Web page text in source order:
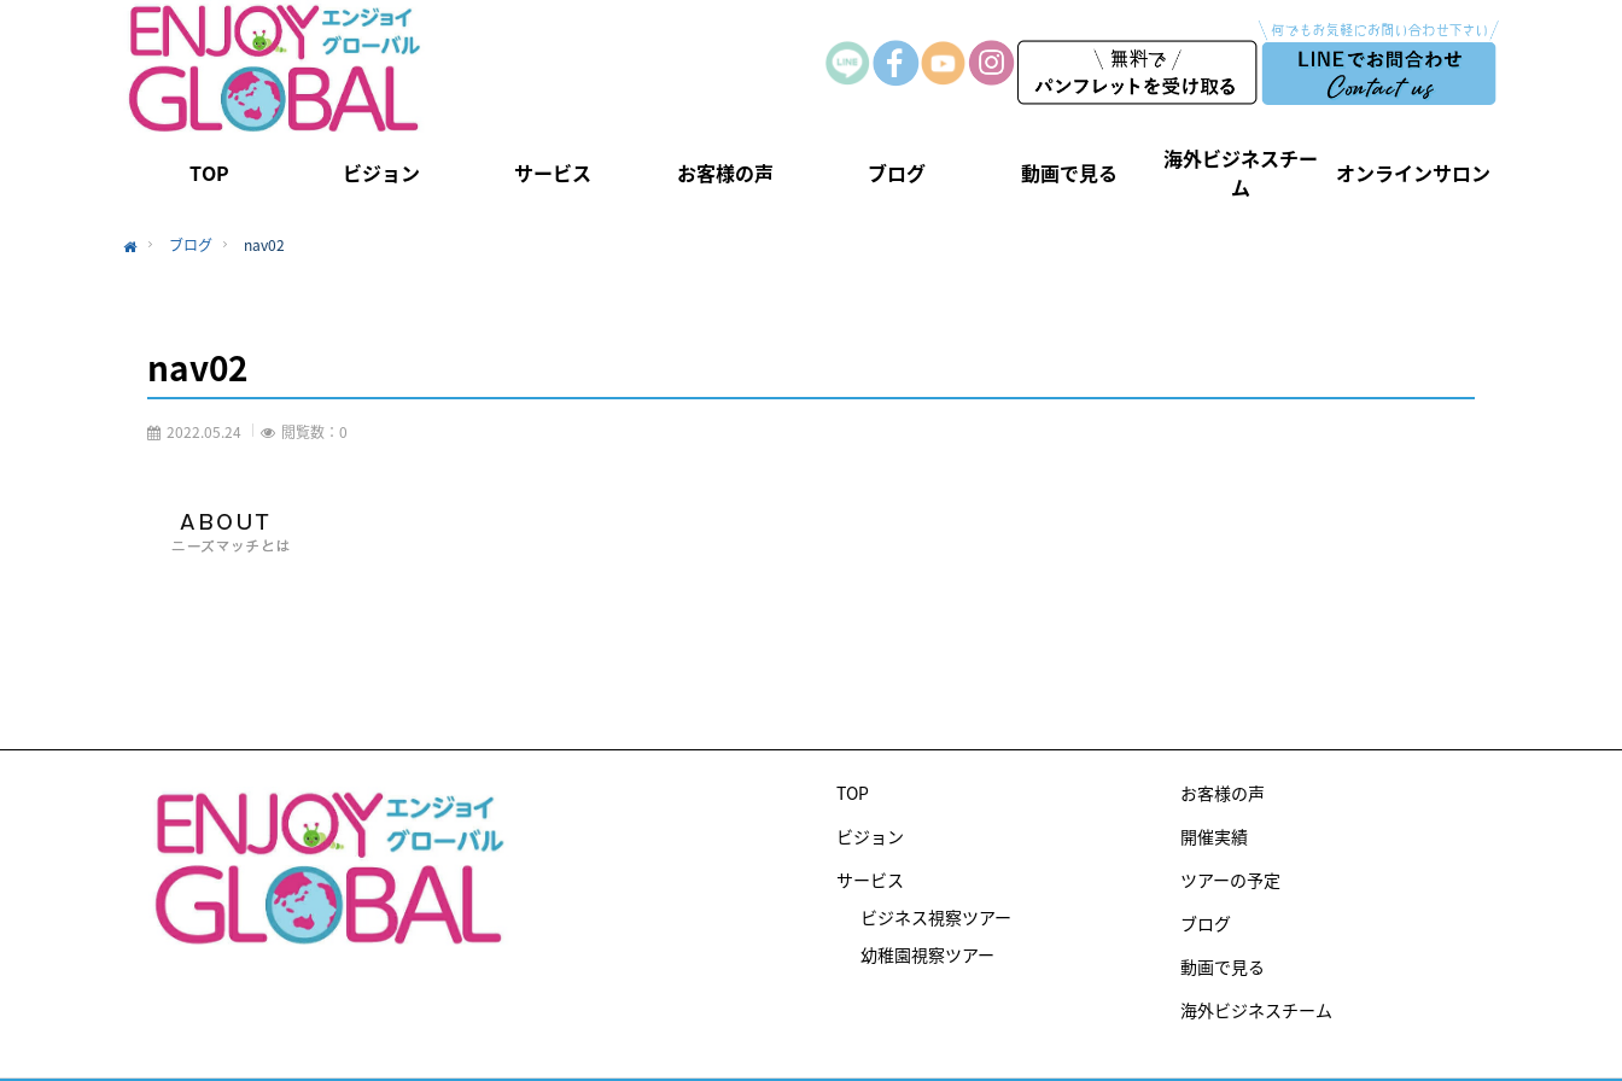
TOP ビジョン サービス お客様の声 ブログ 動画で見る
海外ビジネスチー
ム
オンラインサロン
ブログ nav02
nav02
2022.05.24 閲覧数：0
TOP
ビジョン
サービス
ビジネス視察ツアー
幼稚園視察ツアー
お客様の声
開催実績
ツアーの予定
ブログ
動画で見る
海外ビジネスチーム